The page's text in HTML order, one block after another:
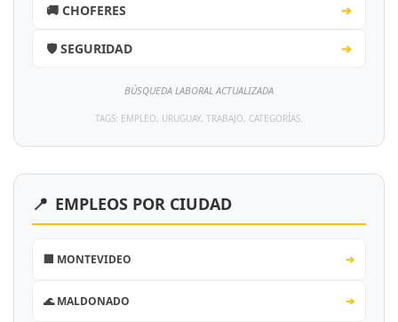
🚚 CHOFERES ➔
🛡️ SEGURIDAD ➔
BÚSQUEDA LABORAL ACTUALIZADA
TAGS: EMPLEO, URUGUAY, TRABAJO, CATEGORÍAS.
📍 EMPLEOS POR CIUDAD
🏢 MONTEVIDEO ➔
🌊 MALDONADO ➔